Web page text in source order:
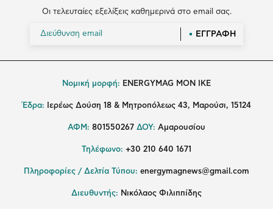
Οι τελευταίες εξελίξεις καθημερινά στο email σας.
ΕΓΓΡΑΦΗ
Νομική μορφή: ENERGYMAG MON IKE
Έδρα: Ιερέως Δούση 18 & Μητροπόλεως 43, Μαρούσι, 15124
ΑΦΜ: 801550267 ΔΟΥ: Αμαρουσίου
Τηλέφωνο: +30 210 640 1671
Πληροφορίες / Δελτία Τύπου: energymagnews@gmail.com
Διευθυντής: Νικόλαος Φιλιππίδης